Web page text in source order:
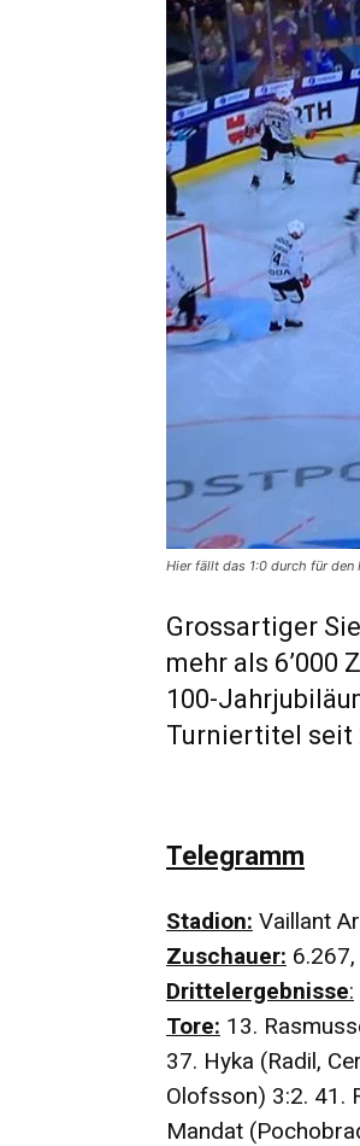
Hier fällt das 1:0 durch für den
Grossartiger
mehr als 6’000
100-
Turniertitel seit
Telegramm
Stadion: Vaillant
Zuschauer:
Drittelergebnisse:
Tore: 13.
37. Hyka (Radil,
Olofsson) 3:2. 41.
Mandat